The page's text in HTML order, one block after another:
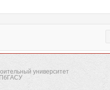
университет